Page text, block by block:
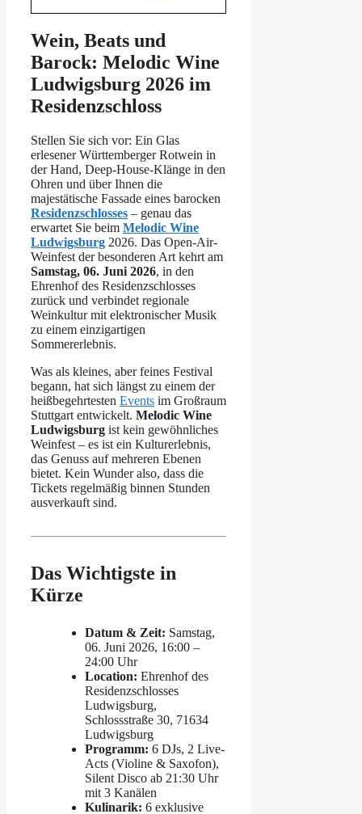
Wein, Beats und
Barock: Melodic Wine
Ludwigsburg 2026 im
Residenzschloss
Stellen Sie sich vor: Ein Glas
erlesener Württemberger Rotwein in
der Hand, Deep-House-Klänge in den
Ohren und über Ihnen die
majestätische Fassade eines barocken
Residenzschlosses – genau das
erwartet Sie beim Melodic Wine
Ludwigsburg 2026. Das Open-Air-
Weinfest der besonderen Art kehrt am
Samstag, 06. Juni 2026, in den
Ehrenhof des Residenzschlosses
zurück und verbindet regionale
Weinkultur mit elektronischer Musik
zu einem einzigartigen
Sommererlebnis.
Was als kleines, aber feines Festival
begann, hat sich längst zu einem der
heißbegehrtesten Events im Großraum
Stuttgart entwickelt. Melodic Wine
Ludwigsburg ist kein gewöhnliches
Weinfest – es ist ein Kulturerlebnis,
das Genuss auf mehreren Ebenen
bietet. Kein Wunder also, dass die
Tickets regelmäßig binnen Stunden
ausverkauft sind.
Das Wichtigste in
Kürze
Datum & Zeit: Samstag,
06. Juni 2026, 16:00 –
24:00 Uhr
Location: Ehrenhof des
Residenzschlosses
Ludwigsburg,
Schlossstraße 30, 71634
Ludwigsburg
Programm: 6 DJs, 2 Live-
Acts (Violine & Saxofon),
Silent Disco ab 21:30 Uhr
mit 3 Kanälen
Kulinarik: 6 exklusive